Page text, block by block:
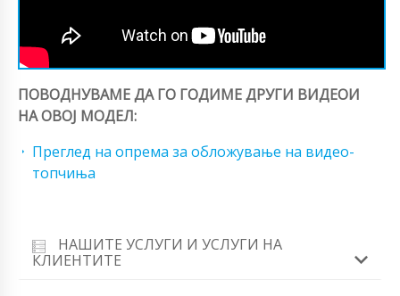
ПОВОДНУВАМЕ ДА ГО ГОДИМЕ ДРУГИ ВИДЕОИ
НА ОВОЈ МОДЕЛ:
Преглед на опрема за обложување на видео-
топчиња
НАШИТЕ УСЛУГИ И УСЛУГИ НА
КЛИЕНТИТЕ